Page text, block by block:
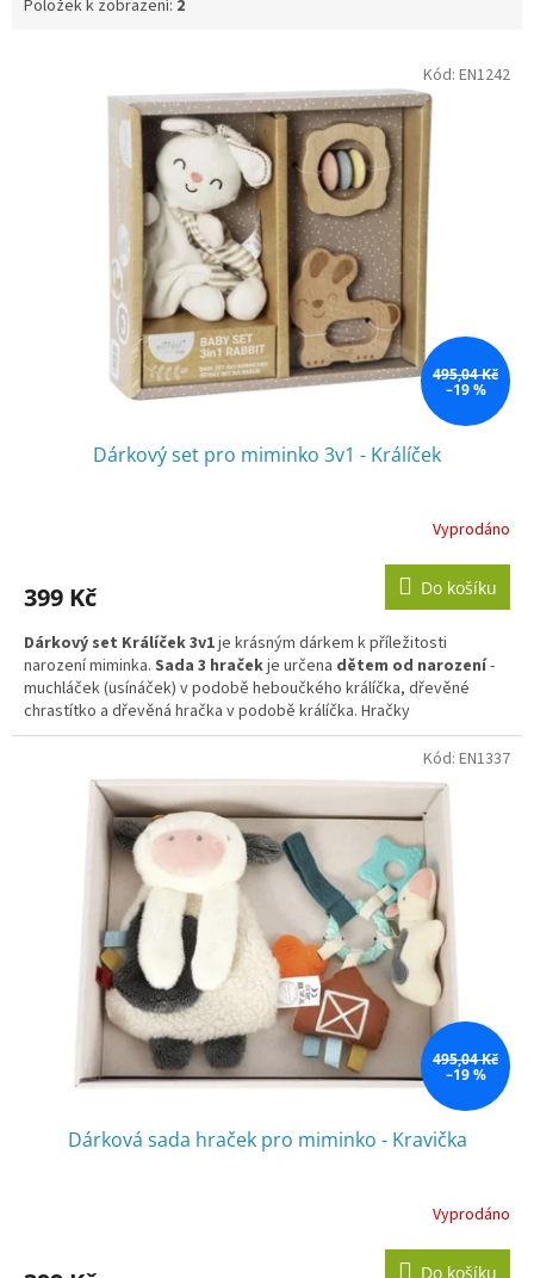
Položek k zobrazení: 2
495,04 Kč
–19 %
Dárkový set pro miminko 3v1 - Králíček
Vyprodáno
399 Kč Do košíku
Dárkový set Králíček 3v1je krásným dárkem k příležitosti
narození miminka. Sada 3 hračekje určena dětem od narození-
muchláček (usínáček) v podobě heboučkého králíčka, dřevěné
chrastítko a dřevěná hračka v podobě králíčka. Hračky
miminkozabavív postýlce, na hrací dece i v kočárku,rozvíjí
stimulují smysly.
Kód: EN1242
495,04 Kč
–19 %
Dárková sada hraček pro miminko - Kravička
Vyprodáno
Do košíku
Kód: EN1337